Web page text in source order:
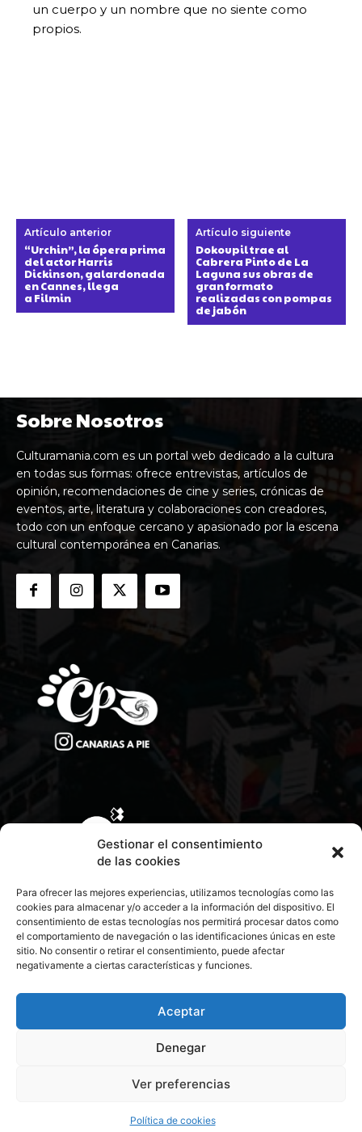
Gestionar el consentimiento
de las cookies
Para ofrecer las mejores experiencias, utilizamos tecnologías como las
cookies para almacenar y/o acceder a la información del dispositivo. El
consentimiento de estas tecnologías nos permitirá procesar datos como
el comportamiento de navegación o las identificaciones únicas en este
sitio. No consentir o retirar el consentimiento, puede afectar
negativamente a ciertas características y funciones.
Aceptar
Denegar
Ver preferencias
Política de cookies
un cuerpo y un nombre que no siente como
propios.
Artículo anterior
“Urchin”, la ópera prima
del actor Harris
Dickinson, galardonada
en Cannes, llega
a Filmin
Artículo siguiente
Dokoupil trae al
Cabrera Pinto de La
Laguna sus obras de
gran formato
realizadas con pompas
de jabón
Sobre Nosotros
Culturamania.com es un portal web dedicado a la cultura
en todas sus formas: ofrece entrevistas, artículos de
opinión, recomendaciones de cine y series, crónicas de
eventos, arte, literatura y colaboraciones con creadores,
todo con un enfoque cercano y apasionado por la escena
cultural contemporánea en Canarias.
CONTACTA CON NOSOTROS
© 2026 Todos los derechos reservados. Culturamanía